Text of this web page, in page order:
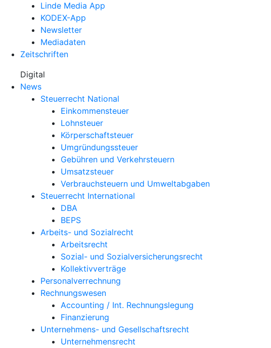
Linde Media App
KODEX-App
Newsletter
Mediadaten
Zeitschriften
Digital
News
Steuerrecht National
Einkommensteuer
Lohnsteuer
Körperschaftsteuer
Umgründungssteuer
Gebühren und Verkehrsteuern
Umsatzsteuer
Verbrauchsteuern und Umweltabgaben
Steuerrecht International
DBA
BEPS
Arbeits- und Sozialrecht
Arbeitsrecht
Sozial- und Sozialversicherungsrecht
Kollektivverträge
Personalverrechnung
Rechnungswesen
Accounting / Int. Rechnungslegung
Finanzierung
Unternehmens- und Gesellschaftsrecht
Unternehmensrecht